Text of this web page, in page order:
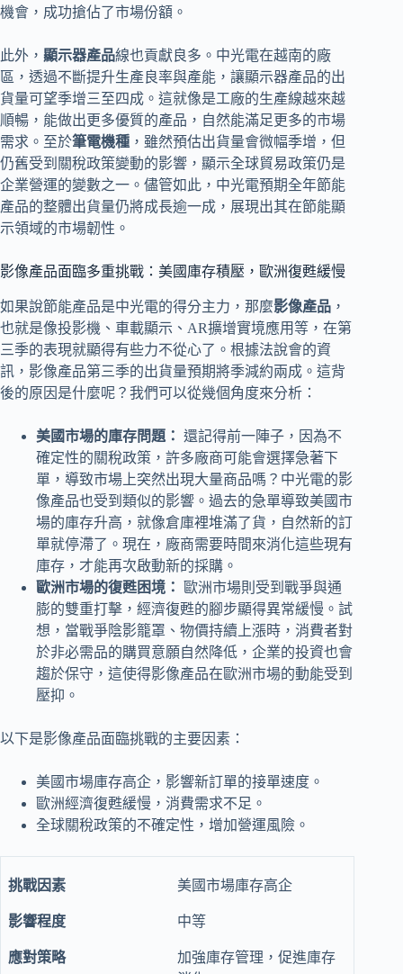
機會，成功搶佔了市場份額。
此外， 顯示器產品線也貢獻良多。中光電在越南的廠
區，透過不斷提升生產 良率與產能，讓顯示器產品的出
貨量可望季增三至四成。這就像是工廠的生產線越來越
順暢，能做出更多優質的產品，自然能滿足更多的市場
需求。至於筆電機種 ，雖然預估出貨量會微幅季增，但
仍舊受到 關稅政策變動的影響，顯示全球貿易政策仍是
企業營運的變數之一。儘管如此，中光電預期全年節能
產品的整體出貨量仍將成長逾一成，展現出其在節能顯
示領域的市場韌性。
影像產品面臨多重挑戰：美國庫存積壓，歐洲復甦緩慢
如果說節能產品是中光電的得分主力，那麼影像產品 ，
也就是像投影機、車載顯示、AR擴增實境應用等，在第
三季的表現就顯得有些力不從心了。根據法說會的資
訊，影像產品第三季的出貨量預期將季減約兩成。這背
後的原因是什麼呢？我們可以從幾個角度來分析：
美國市場的庫存問題： 還記得前一陣子，因為不
確定性的關稅政策，許多廠商可能會選擇急著下
單，導致市場上突然出現大量商品嗎？中光電的影
像產品也受到類似的影響。過去的急單導致美國市
場的庫存升高，就像倉庫裡堆滿了貨，自然新的訂
單就停滯了。現在，廠商需要時間來消化這些現有
庫存，才能再次啟動新的採購。
歐洲市場的復甦困境：
歐洲市場則受到 戰爭與通
膨的雙重打擊，經濟復甦的腳步顯得異常緩慢。試
想，當戰爭陰影籠罩、物價持續上漲時，消費者對
於非必需品的購買意願自然降低，企業的投資也會
趨於保守，這使得影像產品在歐洲市場的動能受到
壓抑。
以下是影像產品面臨挑戰的主要因素：
美國市場庫存高企，影響新訂單的接單速度。
歐洲經濟復甦緩慢，消費需求不足。
全球關稅政策的不確定性，增加營運風險。
美國市場庫存高企
中等
加強庫存管理，促進庫存